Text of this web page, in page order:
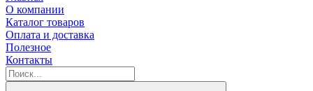
О компании
Каталог товаров
Оплата и доставка
Полезное
Контакты